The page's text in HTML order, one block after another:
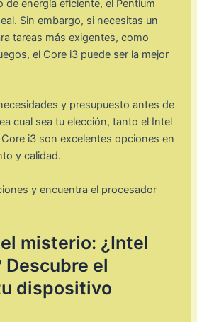
de energía eficiente, el Pentium
Sin embargo, si necesitas un
tareas más exigentes, como
el Core i3 puede ser la mejor
y presupuesto antes de
cual sea tu elección, tanto el Intel
i3 son excelentes opciones en
y calidad.
y encuentra el procesador
misterio: ¿Intel
Descubre el
dispositivo